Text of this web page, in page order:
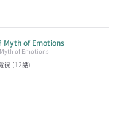
Myth of Emotions
of Emotions
視 (12話)